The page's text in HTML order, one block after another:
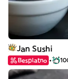
Jan Sushi
Besplatno